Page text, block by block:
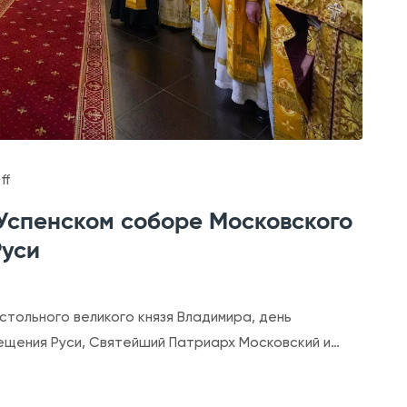
а
С
а
р
о
г
Ч
у
o
Б
о
соборе Московского
великого князя Владимира, день
Руси, Святейший Патриарх Московский и…